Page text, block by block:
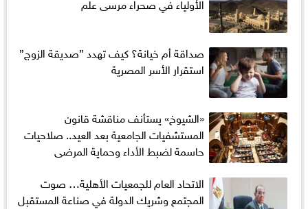
صداقة أم خيانة؟ كيف تهدد ”صديقة الزوج”
استقرار الأسر المصرية
«الشيوخ» يستأنف مناقشة قانون
المستشفيات الجامعية بعد العيد.. صلاحيات
حاسمة لضبط الأداء وحماية المرضى
الاتحاد العام للجمعيات الأهلية… صوت
المجتمع وشريك الدولة في صناعة المستقبل